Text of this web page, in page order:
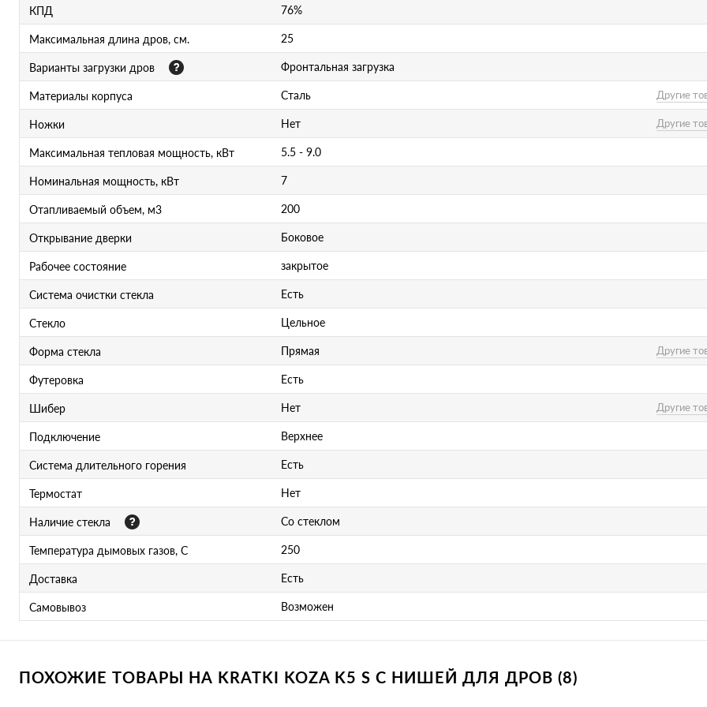
КПД 76%
Максимальная длина дров, см. 25
Варианты загрузки дров Фронтальная загрузка
Материалы корпуса Сталь Другие
Ножки Нет Другие
Максимальная тепловая мощность, кВт 5.5 - 9.0
Номинальная мощность, кВт 7
Отапливаемый объем, м3 200
Открывание дверки Боковое
Рабочее состояние закрытое
Система очистки стекла Есть
Стекло Цельное
Форма стекла Прямая Другие
Футеровка Есть
Шибер Нет Другие
Подключение Верхнее
Система длительного горения Есть
Термостат Нет
Наличие стекла Со стеклом
Температура дымовых газов, С 250
Доставка Есть
Самовывоз Возможен
ПОХОЖИЕ ТОВАРЫ НА KRATKI KOZA K5 S С НИШЕЙ ДЛЯ ДРОВ (8)